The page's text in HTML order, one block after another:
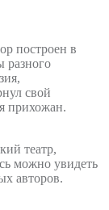
построен в
разного
свой
прихожан.
театр,
можно увидеть
авторов.